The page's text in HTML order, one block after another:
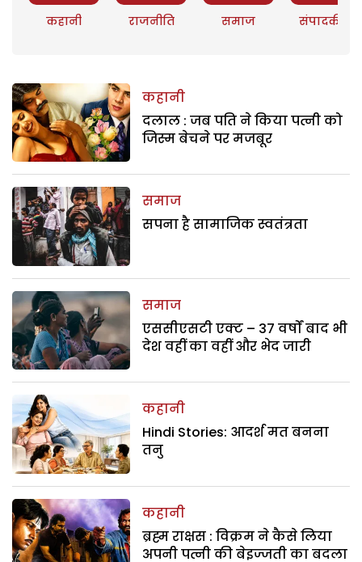
कहानी राजनीति समाज संपादकीय
कहानी
दलाल : जब पति ने किया पत्नी को
जिस्म बेचने पर मजबूर
समाज
सपना है सामाजिक स्वतंत्रता
समाज
एससीएसटी एक्ट – 37 वर्षों बाद भी
देश वहीं का वहीं और भेद जारी
कहानी
Hindi Stories: आदर्श मत बनना
तनु
कहानी
ब्रह्म राक्षस : विक्रम ने कैसे लिया
अपनी पत्नी की बेइज्जती का बदला